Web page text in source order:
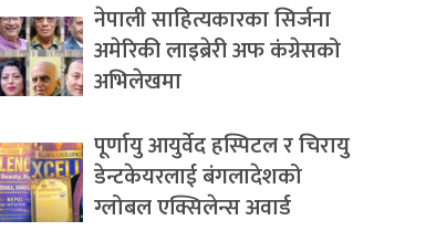
नेपाली साहित्यकारका सिर्जना
अमेरिकी लाइब्रेरी अफ कंग्रेसको
अभिलेखमा
पूर्णायु आयुर्वेद हस्पिटल र चिरायु
डेन्टकेयरलाई बंगलादेशको
ग्लोबल एक्सिलेन्स अवार्ड